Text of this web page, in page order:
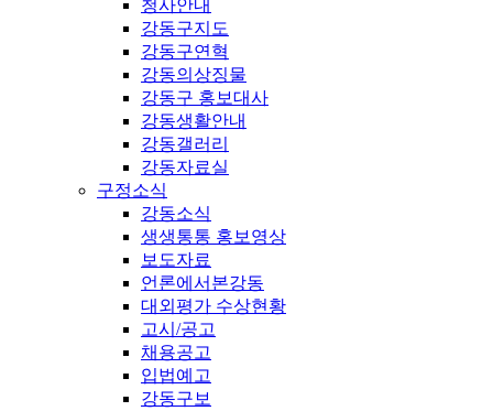
청사안내
강동구지도
강동구연혁
강동의상징물
강동구 홍보대사
강동생활안내
강동갤러리
강동자료실
구정소식
강동소식
생생통통 홍보영상
보도자료
언론에서본강동
대외평가 수상현황
고시/공고
채용공고
입법예고
강동구보